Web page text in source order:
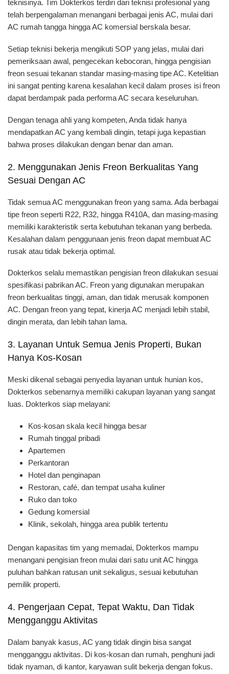
teknisinya. Tim Dokterkos terdiri dari teknisi profesional yang
telah berpengalaman menangani berbagai jenis AC, mulai dari
AC rumah tangga hingga AC komersial berskala besar.
Setiap teknisi bekerja mengikuti SOP yang jelas, mulai dari
pemeriksaan awal, pengecekan kebocoran, hingga pengisian
freon sesuai tekanan standar masing-masing tipe AC. Ketelitian
ini sangat penting karena kesalahan kecil dalam proses isi freon
dapat berdampak pada performa AC secara keseluruhan.
Dengan tenaga ahli yang kompeten, Anda tidak hanya
mendapatkan AC yang kembali dingin, tetapi juga kepastian
bahwa proses dilakukan dengan benar dan aman.
2. Menggunakan Jenis Freon Berkualitas Yang
Sesuai Dengan AC
Tidak semua AC menggunakan freon yang sama. Ada berbagai
tipe freon seperti R22, R32, hingga R410A, dan masing-masing
memiliki karakteristik serta kebutuhan tekanan yang berbeda.
Kesalahan dalam penggunaan jenis freon dapat membuat AC
rusak atau tidak bekerja optimal.
Dokterkos selalu memastikan pengisian freon dilakukan sesuai
spesifikasi pabrikan AC. Freon yang digunakan merupakan
freon berkualitas tinggi, aman, dan tidak merusak komponen
AC. Dengan freon yang tepat, kinerja AC menjadi lebih stabil,
dingin merata, dan lebih tahan lama.
3. Layanan Untuk Semua Jenis Properti, Bukan
Hanya Kos-Kosan
Meski dikenal sebagai penyedia layanan untuk hunian kos,
Dokterkos sebenarnya memiliki cakupan layanan yang sangat
luas. Dokterkos siap melayani:
Kos-kosan skala kecil hingga besar
Rumah tinggal pribadi
Apartemen
Perkantoran
Hotel dan penginapan
Restoran, café, dan tempat usaha kuliner
Ruko dan toko
Gedung komersial
Klinik, sekolah, hingga area publik tertentu
Dengan kapasitas tim yang memadai, Dokterkos mampu
menangani pengisian freon mulai dari satu unit AC hingga
puluhan bahkan ratusan unit sekaligus, sesuai kebutuhan
pemilik properti.
4. Pengerjaan Cepat, Tepat Waktu, Dan Tidak
Mengganggu Aktivitas
Dalam banyak kasus, AC yang tidak dingin bisa sangat
mengganggu aktivitas. Di kos-kosan dan rumah, penghuni jadi
tidak nyaman, di kantor, karyawan sulit bekerja dengan fokus.